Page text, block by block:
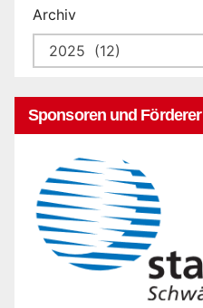
Archiv
Sponsoren und Förderer